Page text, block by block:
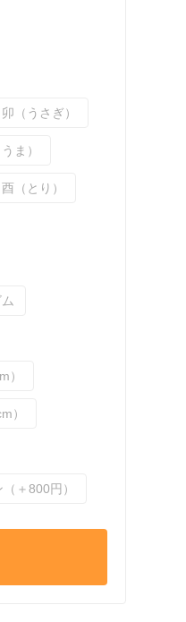
（うさぎ）
ま）
（とり）
）
）
＋800円）